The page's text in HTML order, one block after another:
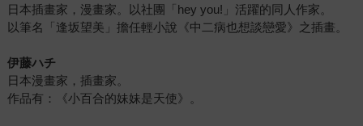
日本插畫家，漫畫家。以社團「hey you!」活躍的同人作家。
以筆名「逢坂望美」擔任輕小說《中二病也想談戀愛》之插畫。
伊藤ハチ
日本漫畫家，插畫家。
作品有：《小百合的妹妹是天使》。